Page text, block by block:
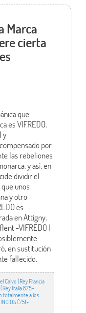
Marca
cierta
que
es VIFREDO,
y
por
las rebeliones
y así, en
dividir el
unos
y otro
es
en Attigny,
-VIFREDO I
en sustitución
fallecido.
Calvo (Rey Francia
Italia 875-
totalmente a los
(751-